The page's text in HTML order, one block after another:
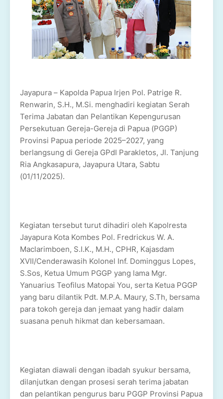
Jayapura – Kapolda Papua Irjen Pol. Patrige R.
Renwarin, S.H., M.Si. menghadiri kegiatan Serah
Terima Jabatan dan Pelantikan Kepengurusan
Persekutuan Gereja-Gereja di Papua (PGGP)
Provinsi Papua periode 2025–2027, yang
berlangsung di Gereja GPdI Parakletos, Jl. Tanjung
Ria Angkasapura, Jayapura Utara, Sabtu
(01/11/2025).
Kegiatan tersebut turut dihadiri oleh Kapolresta
Jayapura Kota Kombes Pol. Fredrickus W. A.
Maclarimboen, S.I.K., M.H., CPHR, Kajasdam
XVII/Cenderawasih Kolonel Inf. Dominggus Lopes,
S.Sos, Ketua Umum PGGP yang lama Mgr.
Yanuarius Teofilus Matopai You, serta Ketua PGGP
yang baru dilantik Pdt. M.P.A. Maury, S.Th, bersama
para tokoh gereja dan jemaat yang hadir dalam
suasana penuh hikmat dan kebersamaan.
Kegiatan diawali dengan ibadah syukur bersama,
dilanjutkan dengan prosesi serah terima jabatan
dan pelantikan pengurus baru PGGP Provinsi Papua